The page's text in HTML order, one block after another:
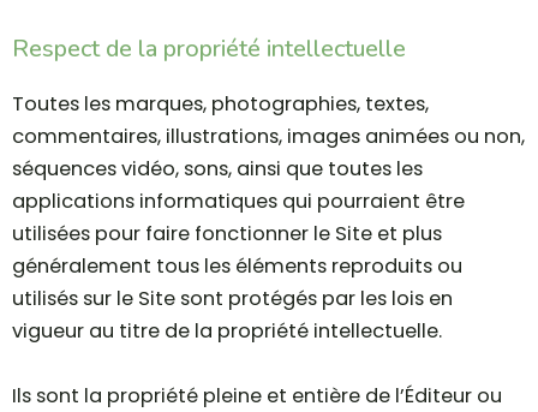
Respect de la propriété intellectuelle
Toutes les marques, photographies, textes,
commentaires, illustrations, images animées ou non,
séquences vidéo, sons, ainsi que toutes les
applications informatiques qui pourraient être
utilisées pour faire fonctionner le Site et plus
généralement tous les éléments reproduits ou
utilisés sur le Site sont protégés par les lois en
vigueur au titre de la propriété intellectuelle.
Ils sont la propriété pleine et entière de l’Éditeur ou